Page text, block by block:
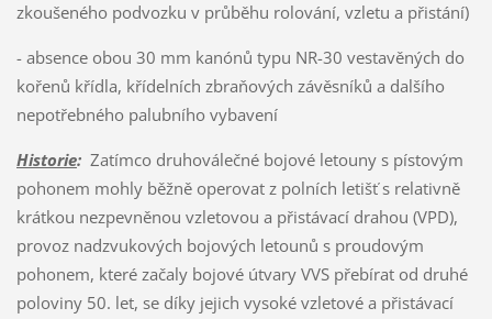
zkoušeného podvozku v průběhu rolování, vzletu a přistání)
- absence obou 30 mm kanónů typu NR-30 vestavěných do
kořenů křídla, křídelních zbraňových závěsníků a dalšího
nepotřebného palubního vybavení
Historie:Zatímco druhoválečné bojové letouny s pístovým
pohonem mohly běžně operovat z polních letišť s relativně
krátkou nezpevněnou vzletovou a přistávací drahou (VPD),
provoz nadzvukových bojových letounů s proudovým
pohonem, které začaly bojové útvary VVS přebírat od druhé
poloviny 50. let, se díky jejich vysoké vzletové a přistávací